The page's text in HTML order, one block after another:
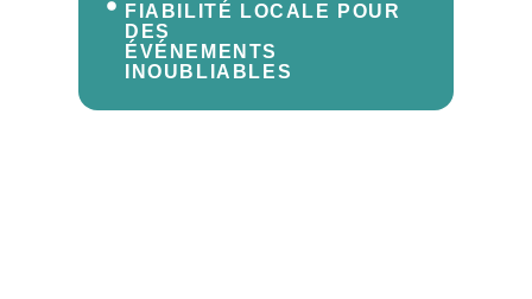
FIABILITÉ LOCALE POUR
DES
ÉVÉNEMENTS
INOUBLIABLES